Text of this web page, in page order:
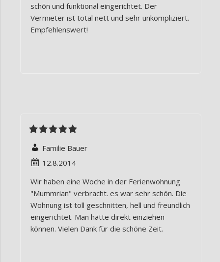
schön und funktional eingerichtet. Der
Vermieter ist total nett und sehr unkompliziert.
Empfehlenswert!
Familie Bauer
12.8.2014
Wir haben eine Woche in der Ferienwohnung
"Mummrian" verbracht. es war sehr schön. Die
Wohnung ist toll geschnitten, hell und freundlich
eingerichtet. Man hätte direkt einziehen
können. Vielen Dank für die schöne Zeit.